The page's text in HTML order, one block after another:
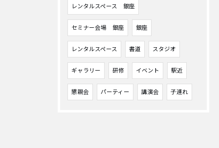
レンタルスペース 銀座
セミナー会場 銀座 銀座
レンタルスペース 書道 スタジオ
ギャラリー 研修 イベント 駅近
懇親会 パーティー 講演会 子連れ